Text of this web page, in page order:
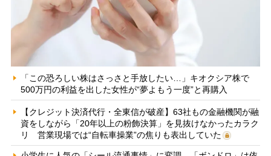
「この恐ろしい株はさっさと手放したい…」キオクシア株で
500万円の利益を出した女性が“夢よもう一度”と再購入
【クレジット決済代行・全東信が破産】63社もの金融機関が融
資をしながら「20年以上の粉飾決算」を見抜けなかったカラク
リ 営業現場では“自転車操業”の焦りも表出していた